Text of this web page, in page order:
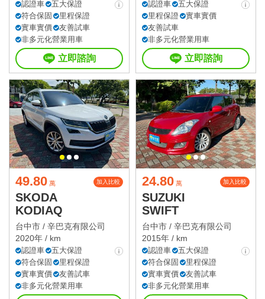
認證車
五大保證
符合保固
里程保證
實車實價
友善試車
非多元化營業用車
立即諮詢
認證車
五大保證
里程保證
實車實價
友善試車
非多元化營業用車
立即諮詢
49.80 萬 加入比較
SKODA
KODIAQ
台中市 / 辛巴克有限公司
2020年 / km
認證車
五大保證
符合保固
里程保證
實車實價
友善試車
非多元化營業用車
24.80 萬 加入比較
SUZUKI
SWIFT
台中市 / 辛巴克有限公司
2015年 / km
認證車
五大保證
符合保固
里程保證
實車實價
友善試車
非多元化營業用車